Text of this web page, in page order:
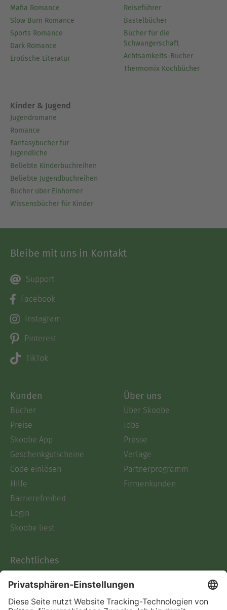
Mafia Romance
Slow Burn Romance
Sports Romance
Dark Romance
Erotische Literatur
Reiseführer
Bastelbücher
Bücher für die
Schwangerschaft
Achtsamkeits-Bücher
Thermomix Kochbücher
Kinder & Jugend
Jugendromane
Romance
Fantasybücher für
Jugendliche
Beliebte Kinderbuchreihen
Beliebte Jugendbuchreihen
Bücher über Einhörner
Wissensbücher für Kinder
Bleibe mit uns in Kontakt
Support
Facebook
Instagram
Pinterest
TikTok
Kunden
Bücher
Preise
Skoobe App
Geschenkgutscheine
Code einlösen
Hilfe
Barrierefreiheit
Login
Skoobe liest
Über uns
Über Skoobe
Jobs
Presse
Verlage
Partnerprogramm
Firmenkunden
Rechtliches
AGB
Informationen nach Data